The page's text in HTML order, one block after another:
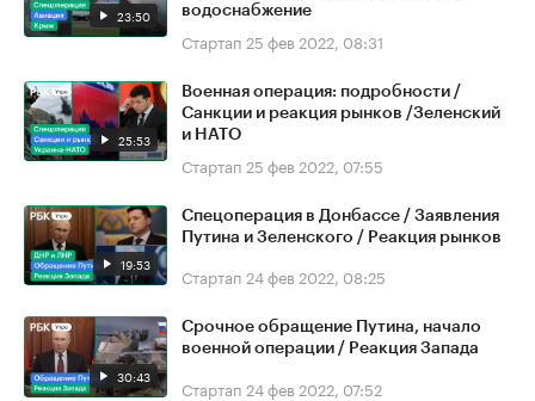
23:50
водоснабжение
Стартап 25 фев 2022, 08:31
25:53
Военная операция: подробности /
Санкции и реакция рынков /Зеленский
и НАТО
Стартап 25 фев 2022, 07:55
19:53
Спецоперация в Донбассе / Заявления
Путина и Зеленского / Реакция рынков
Стартап 24 фев 2022, 08:25
30:43
Срочное обращение Путина, начало
военной операции / Реакция Запада
Стартап 24 фев 2022, 07:52